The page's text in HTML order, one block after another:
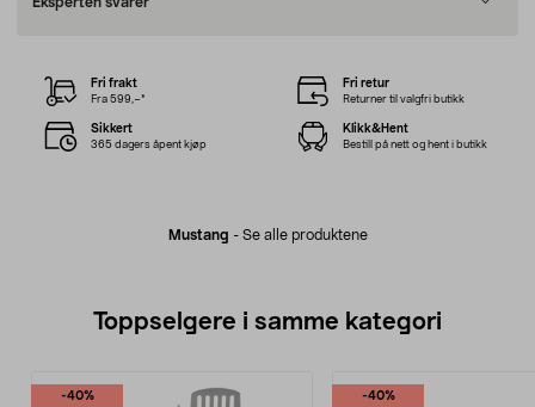
Mustang - Se alle produktene
Fri frakt
Fra 599,–*
Fri retur
Returner til valgfri butikk
Sikkert
365 dagers åpent kjøp
Klikk&Hent
Bestill på nett og hent i butikk
Toppselgere i samme kategori
-40% -40%